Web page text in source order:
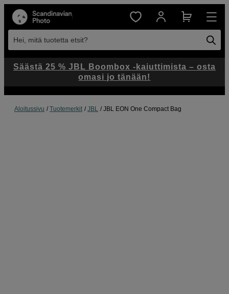
Hei, mitä tuotetta etsit?
Aloitussivu Tuotemerkit JBL JBL EON One Compact Bag
Säästä 25 % JBL Boombox -kaiuttimista – osta
omasi jo tänään!